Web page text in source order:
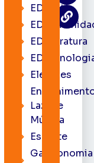
EDcast
EDliteratura
Eleições
Lazer e
Música
Esporte
Gastronomia